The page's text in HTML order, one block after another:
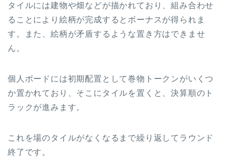
タイルには建物や畑などが描かれており、組み合わせ
ることにより絵柄が完成するとボーナスが得られま
す。また、絵柄が矛盾するような置き方はできませ
ん。
個人ボードには初期配置として巻物トークンがいくつ
か置かれており、そこにタイルを置くと、決算順のト
ラックが進みます。
これを場のタイルがなくなるまで繰り返してラウンド
終了です。